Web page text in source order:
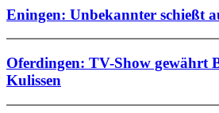
Eningen: Unbekannter schießt
Oferdingen: TV-Show gewährt
Kulissen